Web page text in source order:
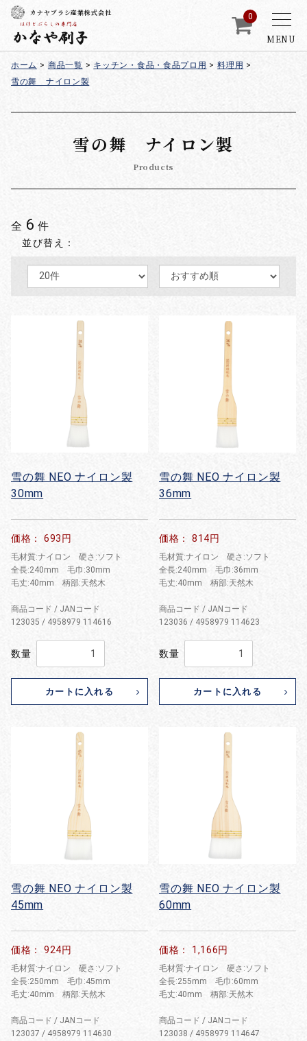
MENU
カナヤブラシ産業株式会社 0
ホーム > 商品一覧 > キッチン・食品・食品プロ用 > 料理用 >
雪の舞 ナイロン製
雪の舞 ナイロン製
Products
全 6 件
並び替え：
雪の舞 NEO ナイロン製
30mm
価格： 693円
毛材質:ナイロン 硬さ:ソフト
全長:240mm 毛巾:30mm
毛丈:40mm 柄部:天然木
商品コード / JANコード
123035 / 4958979 114616
数量
カートに入れる
雪の舞 NEO ナイロン製
36mm
価格： 814円
毛材質:ナイロン 硬さ:ソフト
全長:240mm 毛巾:36mm
毛丈:40mm 柄部:天然木
商品コード / JANコード
123036 / 4958979 114623
数量
カートに入れる
雪の舞 NEO ナイロン製
45mm
価格： 924円
毛材質:ナイロン 硬さ:ソフト
全長:250mm 毛巾:45mm
毛丈:40mm 柄部:天然木
商品コード / JANコード
123037 / 4958979 114630
雪の舞 NEO ナイロン製
60mm
価格： 1,166円
毛材質:ナイロン 硬さ:ソフト
全長:255mm 毛巾:60mm
毛丈:40mm 柄部:天然木
商品コード / JANコード
123038 / 4958979 114647